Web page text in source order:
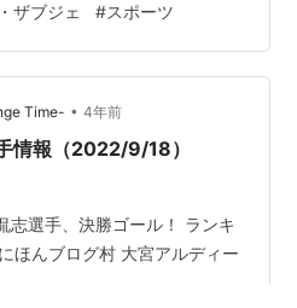
村 大宮アルディージャラン
ザブジェ #スポーツ
Time- • 4年前
情報（2022/9/18）